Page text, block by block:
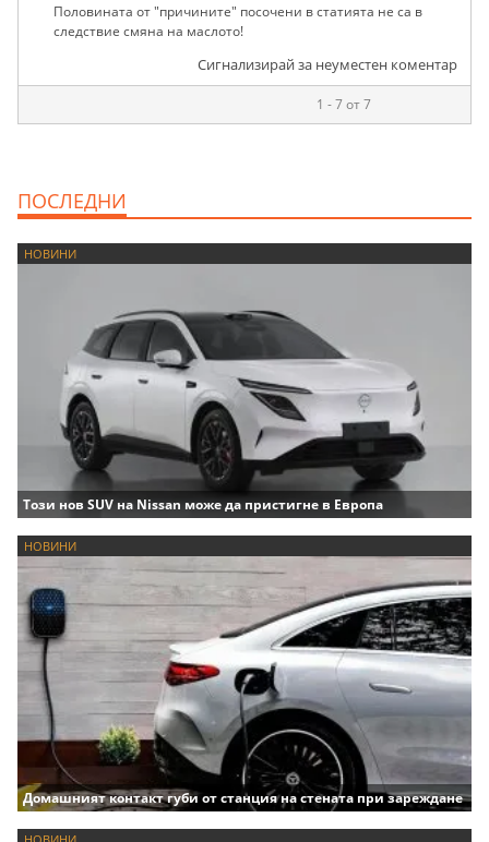
Половината от "причините" посочени в статията не са в
следствие смяна на маслото!
Сигнализирай за неуместен коментар
1 - 7 от 7
ПОСЛЕДНИ
НОВИНИ
Този нов SUV на Nissan може да пристигне в Европа
НОВИНИ
Домашният контакт губи от станция на стената при зареждане